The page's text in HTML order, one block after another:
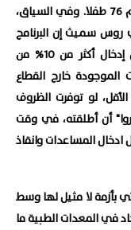
حتى الآن عن 86 حالة وفاة بسبب الجوع، بينهم 76 طفلا. وفي السياق،
روس سميث إن البرنامج
لم يتمكن منذ منتصف أيار/مايو الماضي من إدخال أكثر من 10% من
الموجودة خارج القطاع
لو توفرت الظروف
أن أطلقته، في وقت
المساعدات وانقاذ
بأزمة لا مثيل لها وسط
في المعدات الطبية ما